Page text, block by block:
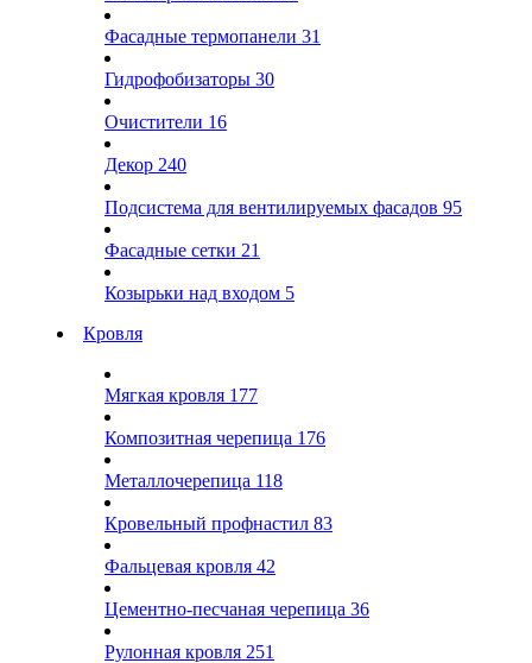
Фасадные термопанели 31
Гидрофобизаторы 30
Очистители 16
Декор 240
Подсистема для вентилируемых фасадов 95
Фасадные сетки 21
Козырьки над входом 5
Кровля
Мягкая кровля 177
Композитная черепица 176
Металлочерепица 118
Кровельный профнастил 83
Фальцевая кровля 42
Цементно-песчаная черепица 36
Рулонная кровля 251